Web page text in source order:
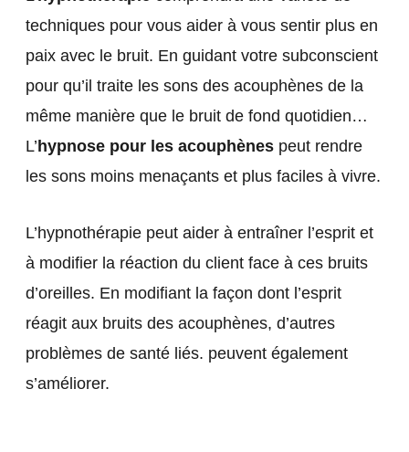
techniques pour vous aider à vous sentir plus en
paix avec le bruit. En guidant votre subconscient
pour qu’il traite les sons des acouphènes de la
même manière que le bruit de fond quotidien…
L’hypnose pour les acouphènespeut rendre
les sons moins menaçants et plus faciles à vivre.
L’hypnothérapie peut aider à entraîner l’esprit et
à modifier la réaction du client face à ces bruits
d’oreilles. En modifiant la façon dont l’esprit
réagit aux bruits des acouphènes, d’autres
problèmes de santé liés. peuvent également
s’améliorer.